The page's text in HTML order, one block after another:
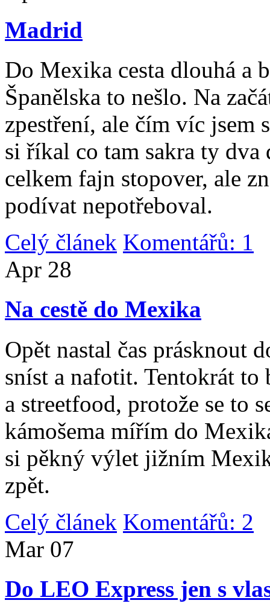
Madrid
Do Mexika cesta dlouhá a
Španělska to nešlo. Na
zpestření, ale čím víc jsem
si říkal co tam sakra ty
celkem fajn stopover, ale
podívat nepotřeboval.
Celý článek Komentářů: 1
Apr 28
Na cestě do Mexika
Opět nastal čas prásknout
sníst a nafotit. Tentokrát
a streetfood, protože se to
kámošema mířím do
si pěkný výlet jižním
zpět.
Celý článek Komentářů: 2
Mar 07
Do LEO Express jen s